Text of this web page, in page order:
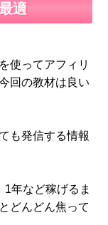
適
使ってアフィリ
回の教材は良い
も発信する情報
年など稼げるま
どんどん焦って